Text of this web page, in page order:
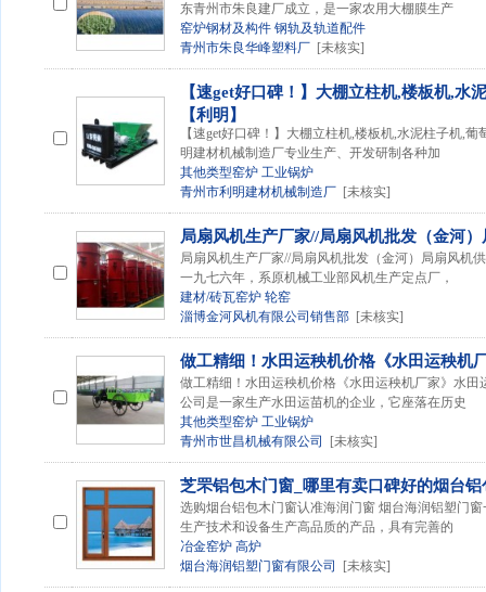
东青州市朱良建厂成立，是一家农用大棚膜生产
窑炉钢材及构件 钢轨及轨道配件
青州市朱良华峰塑料厂 [未核实]
【速get好口碑！】大棚立柱机,楼板机,水
【利明】
【速get好口碑！】大棚立柱机,楼板机,水泥柱子机,
明建材机械制造厂专业生产、开发研制各种加
其他类型窑炉 工业锅炉
青州市利明建材机械制造厂 [未核实]
局扇风机生产厂家//局扇风机批发（金河
局扇风机生产厂家//局扇风机批发（金河）局扇风机
一九七六年，系原机械工业部风机生产定点厂，
建材/砖瓦窑炉 轮窑
淄博金河风机有限公司销售部 [未核实]
做工精细！水田运秧机价格《水田运秧机
做工精细！水田运秧机价格《水田运秧机厂家》水
公司是一家生产水田运苗机的企业，它座落在历史
其他类型窑炉 工业锅炉
青州市世昌机械有限公司
[未核实]
芝罘铝包木门窗_哪里有卖口碑好的烟台铝
选购烟台铝包木门窗认准海润门窗 烟台海润铝塑门
生产技术和设备生产高品质的产品，具有完善的
冶金窑炉 高炉
烟台海润铝塑门窗有限公司
[未核实]